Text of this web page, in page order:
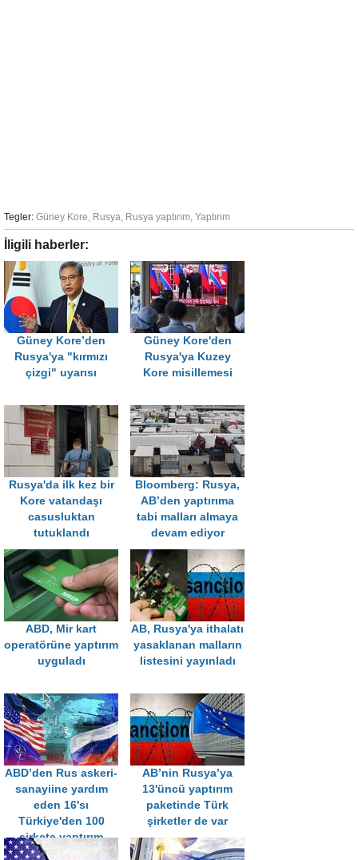
Tegler: Güney Kore, Rusya, Rusya yaptırım, Yaptırım
İligili haberler:
Güney Kore’den
Rusya'ya "kırmızı
çizgi" uyarısı
Güney Kore'den
Rusya'ya Kuzey
Kore misillemesi
Rusya'da ilk kez bir
Kore vatandaşı
casusluktan
tutuklandı
Bloomberg: Rusya,
AB’den yaptırıma
tabi malları almaya
devam ediyor
ABD, Mir kart
operatörüne yaptırım
uyguladı
AB, Rusya'ya ithalatı
yasaklanan malların
listesini yayınladı
ABD’den Rus askeri-
sanayiine yardım
eden 16'sı
Türkiye'den 100
şirkete yaptırım
AB’nin Rusya’ya
13'üncü yaptırım
paketinde Türk
şirketler de var